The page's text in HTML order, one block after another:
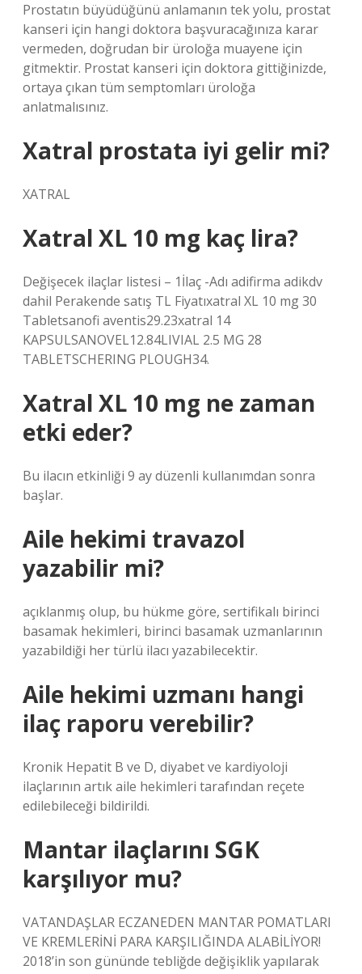
Prostatın büyüdüğünü anlamanın tek yolu, prostat
kanseri için hangi doktora başvuracağınıza karar
vermeden, doğrudan bir üroloğa muayene için
gitmektir. Prostat kanseri için doktora gittiğinizde,
ortaya çıkan tüm semptomları üroloğa
anlatmalısınız.
Xatral prostata iyi gelir mi?
XATRAL
Xatral XL 10 mg kaç lira?
Değişecek ilaçlar listesi – 1İlaç -Adı adifirma adikdv
dahil Perakende satış TL Fiyatıxatral XL 10 mg 30
Tabletsanofi aventis29.23xatral 14
KAPSULSANOVEL12.84LIVIAL 2.5 MG 28
TABLETSCHERING PLOUGH34.
Xatral XL 10 mg ne zaman
etki eder?
Bu ilacın etkinliği 9 ay düzenli kullanımdan sonra
başlar.
Aile hekimi travazol
yazabilir mi?
açıklanmış olup, bu hükme göre, sertifikalı birinci
basamak hekimleri, birinci basamak uzmanlarının
yazabildiği her türlü ilacı yazabilecektir.
Aile hekimi uzmanı hangi
ilaç raporu verebilir?
Kronik Hepatit B ve D, diyabet ve kardiyoloji
ilaçlarının artık aile hekimleri tarafından reçete
edilebileceği bildirildi.
Mantar ilaçlarını SGK
karşılıyor mu?
VATANDAŞLAR ECZANEDEN MANTAR POMATLARI
VE KREMLERİNİ PARA KARŞILIĞINDA ALABİLİYOR!
2018’in son gününde tebliğde değişiklik yapılarak